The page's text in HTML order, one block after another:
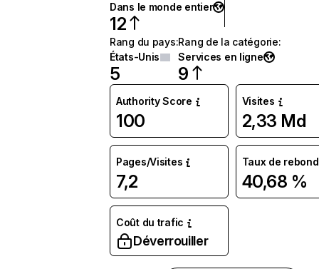
Dans le monde entier
12
Rang du pays:
États-Unis
5
Rang de la catégorie:
Services en ligne
9
Authority Score
100
Visites
2,33 Md
Pages/Visites
7,2
Taux de rebond
40,68 %
Coût du trafic
Déverrouiller